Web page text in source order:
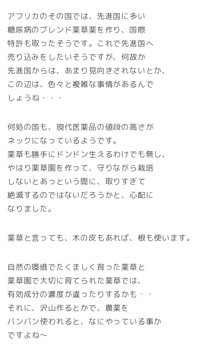
アフリカのその国では、先進国に多い
糖尿病のブレンド薬草薬を作り、国際
特許も取ったそうです。これで先進国へ
売り込みをしたいそうですが、何故か
先進国からは、あまり見向きされないとか、
この辺は、色々と複雑な事情があるんで
しょうね・・・
何処の国も、現代医薬品の値段の高さが
ネックになっているようです。
薬草も勝手にドンドン生えるわけでも無し、
やはり薬草園を作って、守りながら栽培
しないとあっという間に、取りすぎて
絶滅するのではないだろうかと、心配に
なりました。
薬草と言っても、木の皮もあれば、根も使います。
自然の環境でたくましく育った薬草と
薬草園で大切に育てられた薬草では、
有効成分の濃度が違ったりするかも・・
それに、沢山作るとかで、農薬を
バンバン使われると、なにやっている事か
ですよね～